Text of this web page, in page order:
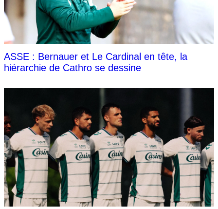
ASSE : Bernauer et Le Cardinal en tête, la
hiérarchie de Cathro se dessine